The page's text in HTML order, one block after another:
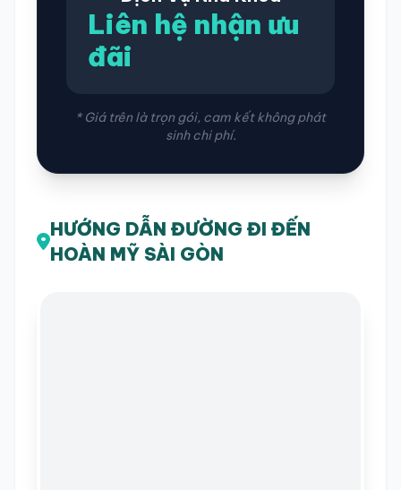
Liên hệ nhận ưu
đãi
* Giá trên là trọn gói, cam kết không phát
sinh chi phí.
HƯỚNG DẪN ĐƯỜNG ĐI ĐẾN
HOÀN MỸ SÀI GÒN